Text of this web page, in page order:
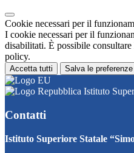
Cookie necessari per il
I cookie necessari per il
disabilitati. È possibile
policy.
Accetta tutti Salva le preferenze
Istituto
Contatti
Istituto Superiore Statale